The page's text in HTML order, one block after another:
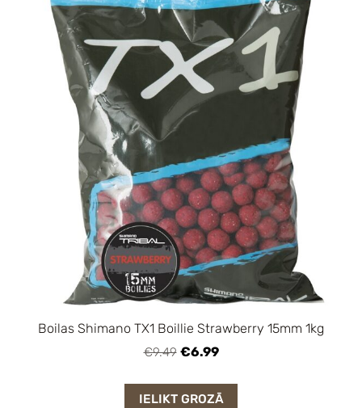
Boilas Shimano TX1 Boillie Strawberry 15mm 1kg
€9.49 €6.99
IELIKT GROZĀ